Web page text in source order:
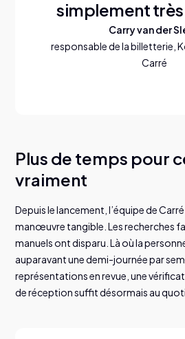
simplement
Carry van der
responsable de la billetterie,
Carré
Plus de temps pour
vraiment
Depuis le lancement, l’équipe de
manœuvre tangible. Les recherches
manuels ont disparu. Là où la
auparavant une demi-journée par
représentations en revue, une
de réception suffit désormais au